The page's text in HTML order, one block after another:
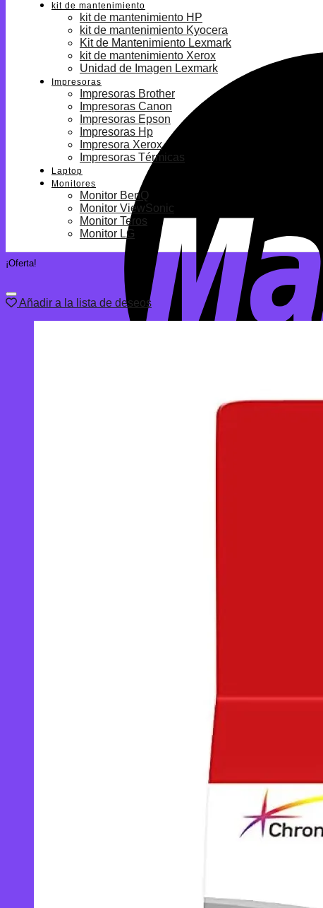
kit de mantenimiento
kit de mantenimiento HP
kit de mantenimiento Kyocera
Kit de Mantenimiento Lexmark
kit de mantenimiento Xerox
Unidad de Imagen Lexmark
Impresoras
Impresoras Brother
Impresoras Canon
Impresoras Epson
Impresoras Hp
Impresora Xerox
Impresoras Térmicas
Laptop
Monitores
Monitor BenQ
Monitor ViewSonic
Monitor Teros
Monitor LG
¡Oferta!
Añadir a la lista de deseos